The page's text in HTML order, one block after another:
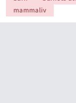
mammaliv